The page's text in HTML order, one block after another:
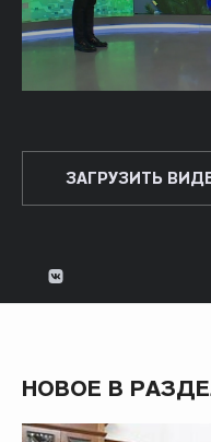
ЗАГРУЗИТЬ
НОВОЕ В